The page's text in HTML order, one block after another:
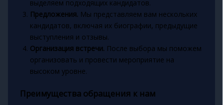
выделяем подходящих кандидатов.
Предложения. Мы представляем вам нескольких
кандидатов, включая их биографии, предыдущие
выступления и отзывы.
Организация встречи. После выбора мы поможем
организовать и провести мероприятие на
высоком уровне.
Преимущества обращения к нам